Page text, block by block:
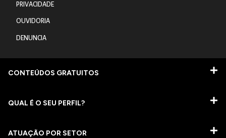
PRIVACIDADE
OUVIDORIA
DENUNCIA
CONTEÚDOS GRATUITOS
QUAL É O SEU PERFIL?
ATUAÇÃO POR SETOR